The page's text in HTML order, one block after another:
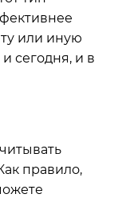
или иную
сегодня, и в
правило,